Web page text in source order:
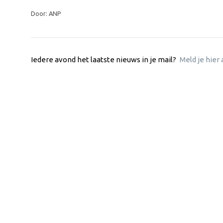
Door: ANP
Iedere avond het laatste nieuws in je mail? Meld je hier